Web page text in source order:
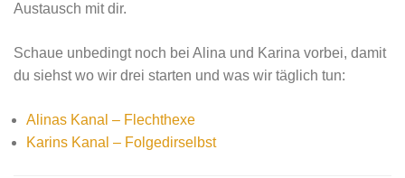
Austausch mit dir.
Schaue unbedingt noch bei Alina und Karina vorbei, damit
du siehst wo wir drei starten und was wir täglich tun:
Alinas Kanal – Flechthexe
Karins Kanal – Folgedirselbst